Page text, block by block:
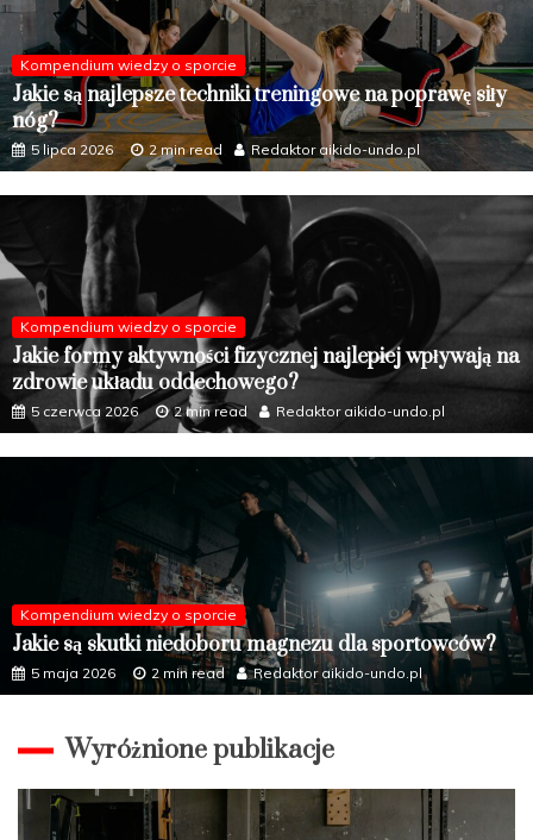
Kompendium wiedzy o sporcie
Jakie są najlepsze techniki treningowe na poprawę siły
nóg?
5 lipca 2026 2 min read Redaktor aikido-undo.pl
Kompendium wiedzy o sporcie
Jakie formy aktywności fizycznej najlepiej wpływają na
zdrowie układu oddechowego?
5 czerwca 2026 2 min read Redaktor aikido-undo.pl
Kompendium wiedzy o sporcie
Jakie są skutki niedoboru magnezu dla sportowców?
5 maja 2026 2 min read Redaktor aikido-undo.pl
Wyróżnione publikacje